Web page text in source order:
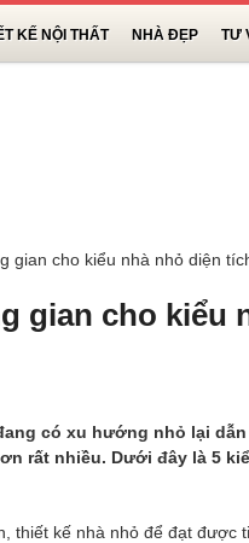
KẾ NỘI THẤT NHÀ ĐẸP TƯ
gian cho kiểu nhà nhỏ diện
gian cho kiểu
có xu hướng nhỏ lại
rất nhiều. Dưới đây là 5
thiết kế nhà nhỏ để đạt được